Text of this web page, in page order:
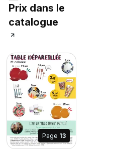
Prix dans le
catalogue
Page 13